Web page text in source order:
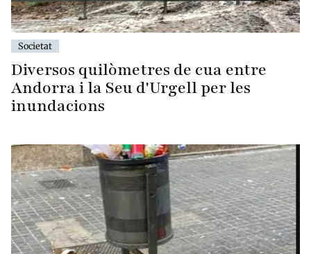
Societat
Diversos quilòmetres de cua entre
Andorra i la Seu d'Urgell per les
inundacions